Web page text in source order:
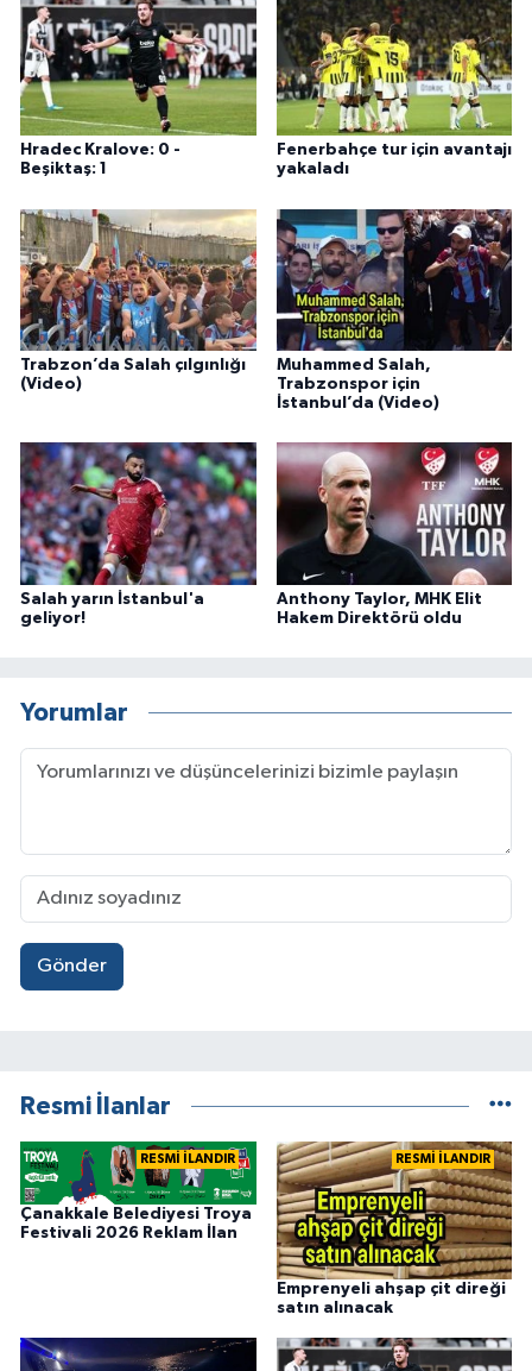
Hradec Kralove: 0 -
Beşiktaş: 1
Fenerbahçe tur için avantajı
yakaladı
Trabzon’da Salah çılgınlığı
(Video)
Muhammed Salah,
Trabzonspor için
İstanbul’da (Video)
Salah yarın İstanbul'a
geliyor!
Anthony Taylor, MHK Elit
Hakem Direktörü oldu
Yorumlar
Gönder
Resmi İlanlar
RESMİ İLANDIR
Çanakkale Belediyesi Troya
Festivali 2026 Reklam İlan
RESMİ İLANDIR
Emprenyeli ahşap çit direği
satın alınacak